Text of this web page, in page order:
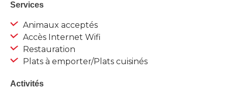
Services
Animaux acceptés
Accès Internet Wifi
Restauration
Plats à emporter/Plats cuisinés
Activités